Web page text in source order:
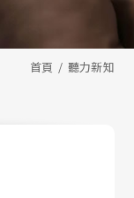
首頁 聽力新知